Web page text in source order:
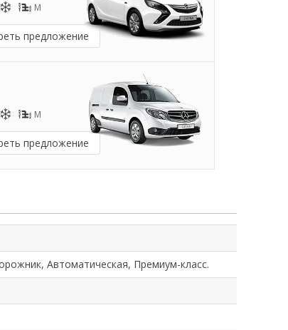
M
предложение
M
предложение
Автоматическая, Премиум-класс.